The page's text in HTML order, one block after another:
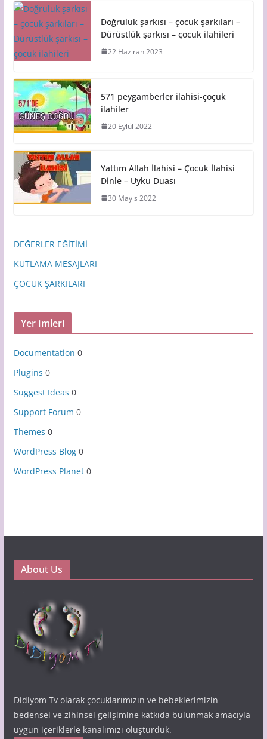
Doğruluk şarkısı – çocuk şarkıları –
Dürüstlük şarkısı – çocuk ilahileri
22 Haziran 2023
571 peygamberler ilahisi-çoçuk
ilahiler
20 Eylül 2022
Yattım Allah İlahisi – Çocuk İlahisi
Dinle – Uyku Duası
30 Mayıs 2022
DEĞERLER EĞİTİMİ
KUTLAMA MESAJLARI
ÇOCUK ŞARKILARI
Yer imleri
Documentation 0
Plugins 0
Suggest Ideas 0
Support Forum 0
Themes 0
WordPress Blog0
WordPress Planet0
About Us
Didiyom Tv olarak çocuklarımızın ve bebeklerimizin
bedensel ve zihinsel gelişimine katkıda bulunmak amacıyla
uygun içeriklerle kanalımızı oluşturduk.